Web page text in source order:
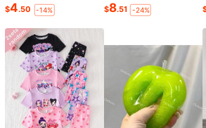
$4.50 -14% $8.51 -24%